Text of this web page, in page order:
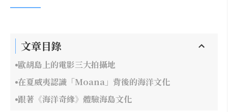
文章目錄
歐胡島上的電影三大拍攝地
在夏威夷認識「Moana」背後的海洋文化
跟著《海洋奇緣》體驗海島文化